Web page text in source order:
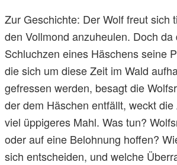
Zur Geschichte: Der Wolf freut sich
den Vollmond anzuheulen. Doch
Schluchzen eines Häschens seine
die sich um diese Zeit im Wald
gefressen werden, besagt die
der dem Häschen entfällt, weckt
viel üppigeres Mahl. Was tun?
oder auf eine Belohnung hoffen?
sich entscheiden, und welche